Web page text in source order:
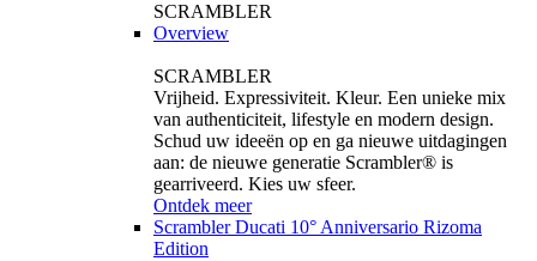
SCRAMBLER
Overview
SCRAMBLER
Vrijheid. Expressiviteit. Kleur. Een unieke mix
van authenticiteit, lifestyle en modern design.
Schud uw ideeën op en ga nieuwe uitdagingen
aan: de nieuwe generatie Scrambler® is
gearriveerd. Kies uw sfeer.
Ontdek meer
Scrambler Ducati 10° Anniversario Rizoma
Edition